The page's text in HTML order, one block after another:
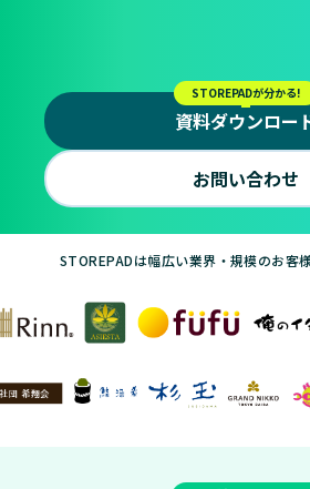
お問い合わせ
STOREPADが分かる!
資料ダウンロー
STOREPADは幅広い業界・規模のお客